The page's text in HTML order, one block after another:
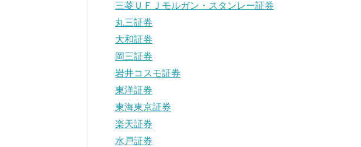
三菱ＵＦＪモルガン・スタンレー証券
丸三証券
大和証券
岡三証券
岩井コスモ証券
東洋証券
東海東京証券
楽天証券
水戸証券